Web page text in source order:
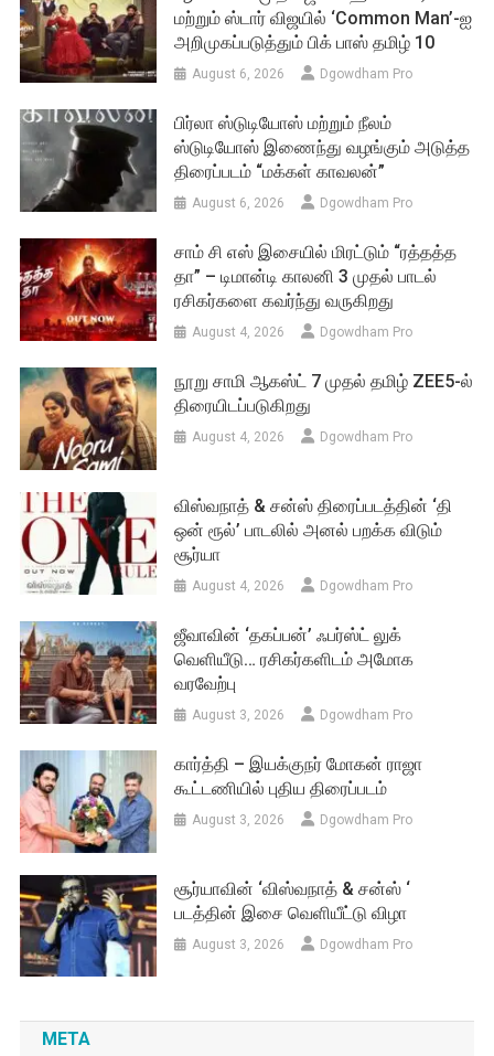
மற்றும் ஸ்டார் விஜயில் ‘Common Man’-ஐ
அறிமுகப்படுத்தும் பிக் பாஸ் தமிழ் 10
August 6, 2026 Dgowdham Pro
பிர்லா ஸ்டுடியோஸ் மற்றும் நீலம்
ஸ்டுடியோஸ் இணைந்து வழங்கும் அடுத்த
திரைப்படம் “மக்கள் காவலன்”
August 6, 2026 Dgowdham Pro
சாம் சி எஸ் இசையில் மிரட்டும் “ரத்தத்த
தா” – டிமான்டி காலனி 3 முதல் பாடல்
ரசிகர்களை கவர்ந்து வருகிறது
August 4, 2026 Dgowdham Pro
நூறு சாமி ஆகஸ்ட் 7 முதல் தமிழ் ZEE5-ல்
திரையிடப்படுகிறது
August 4, 2026 Dgowdham Pro
விஸ்வநாத் & சன்ஸ் திரைப்படத்தின் ‘தி
ஒன் ரூல்’ பாடலில் அனல் பறக்க விடும்
சூர்யா
August 4, 2026 Dgowdham Pro
ஜீவாவின் ‘தகப்பன்’ ஃபர்ஸ்ட் லுக்
வெளியீடு… ரசிகர்களிடம் அமோக
வரவேற்பு
August 3, 2026 Dgowdham Pro
கார்த்தி – இயக்குநர் மோகன் ராஜா
கூட்டணியில் புதிய திரைப்படம்
August 3, 2026 Dgowdham Pro
சூர்யாவின் ‘விஸ்வநாத் & சன்ஸ் ‘
படத்தின் இசை வெளியீட்டு விழா
August 3, 2026 Dgowdham Pro
META